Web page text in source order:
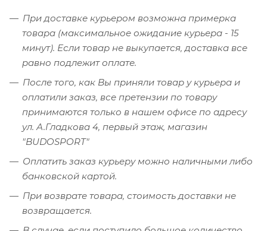
При доставке курьером возможна примерка
товара (максимальное ожидание курьера - 15
минут). Если товар не выкупается, доставка все
равно подлежит оплате.
После того, как Вы приняли товар у курьера и
оплатили заказ, все претензии по товару
принимаются только в нашем офисе по адресу
ул. А.Гладкова 4, первый этаж, магазин
"BUDOSPORT"
Оплатить заказ курьеру можно наличными либо
банковской картой.
При возврате товара, стоимость доставки не
возвращается.